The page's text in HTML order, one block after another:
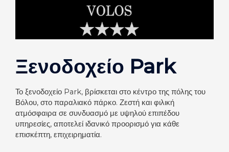
Ξενοδοχείο Park
Το ξενοδοχείο Park, βρίσκεται στο κέντρο της πόλης του
Βόλου, στο παραλιακό πάρκο. Ζεστή και φιλική
ατμόσφαιρα σε συνδυασμό με υψηλού επιπέδου
υπηρεσίες, αποτελεί ιδανικό προορισμό για κάθε
επισκέπτη, επιχειρηματία.